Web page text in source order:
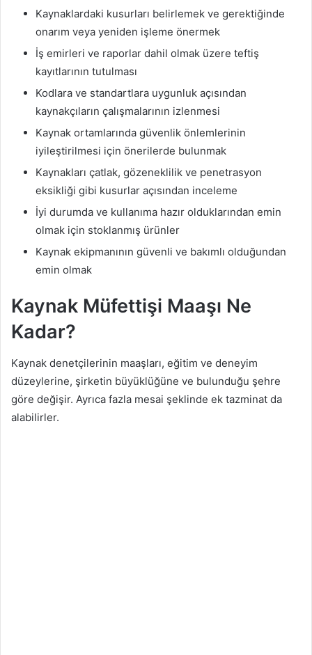
Kaynaklardaki kusurları belirlemek ve gerektiğinde
onarım veya yeniden işleme önermek
İş emirleri ve raporlar dahil olmak üzere teftiş
kayıtlarının tutulması
Kodlara ve standartlara uygunluk açısından
kaynakçıların çalışmalarının izlenmesi
Kaynak ortamlarında güvenlik önlemlerinin
iyileştirilmesi için önerilerde bulunmak
Kaynakları çatlak, gözeneklilik ve penetrasyon
eksikliği gibi kusurlar açısından inceleme
İyi durumda ve kullanıma hazır olduklarından emin
olmak için stoklanmış ürünler
Kaynak ekipmanının güvenli ve bakımlı olduğundan
emin olmak
Kaynak Müfettişi Maaşı Ne
Kadar?
Kaynak denetçilerinin maaşları, eğitim ve deneyim
düzeylerine, şirketin büyüklüğüne ve bulunduğu şehre
göre değişir. Ayrıca fazla mesai şeklinde ek tazminat da
alabilirler.